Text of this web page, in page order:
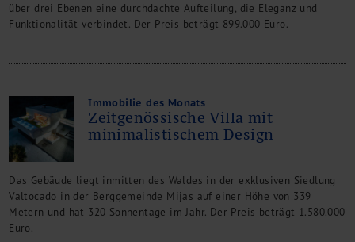
über drei Ebenen eine durchdachte Aufteilung, die Eleganz und
Funktionalität verbindet. Der Preis beträgt 899.000 Euro.
Immobilie des Monats
Zeitgenössische Villa mit
minimalistischem Design
Das Gebäude liegt inmitten des Waldes in der exklusiven Siedlung
Valtocado in der Berggemeinde Mijas auf einer Höhe von 339
Metern und hat 320 Sonnentage im Jahr. Der Preis beträgt 1.580.000
Euro.